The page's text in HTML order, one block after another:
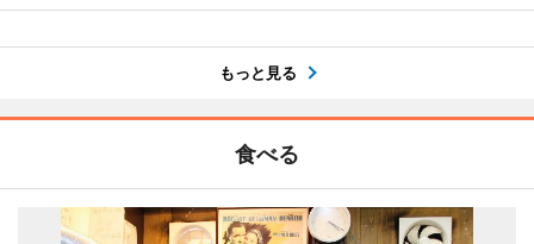
もっと見る
食べる